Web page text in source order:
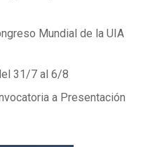
Mundial de la UIA
31/7 al 6/8
a Presentación